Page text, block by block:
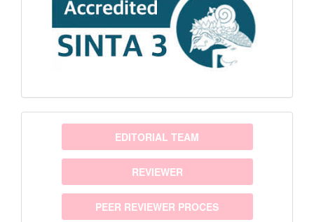
menu EDITORIAL TEAM
REVIEWER
PEER REVIEWER PROCES